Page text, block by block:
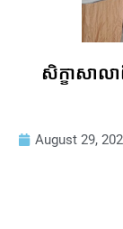
សិក្ខាសាល
August 29,